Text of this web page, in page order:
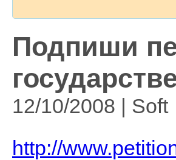
Подпиши
12/10/2008 | Soft
http://